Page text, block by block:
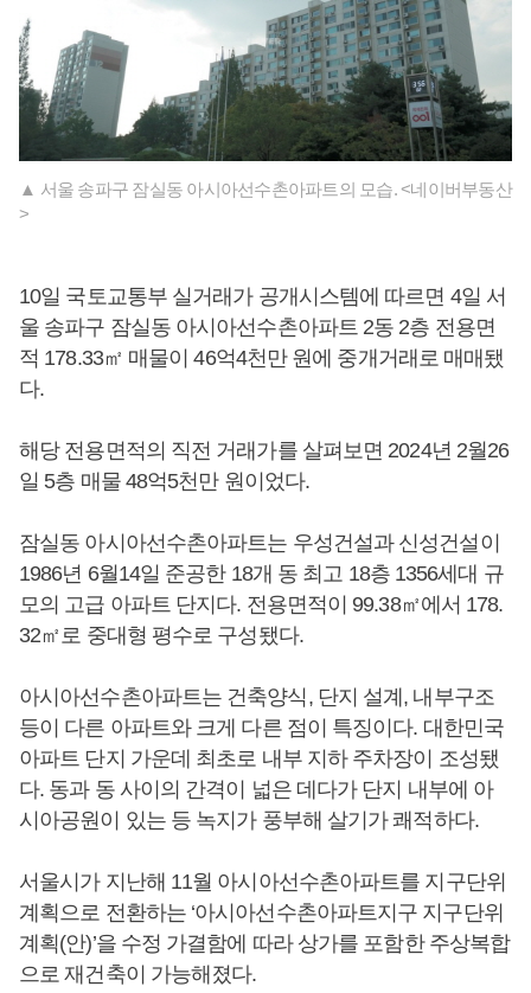
▲ 서울 송파구 잠실동 아시아선수촌아파트의 모습. <네이버부동산
>
10일 국토교통부 실거래가 공개시스템에 따르면 4일 서
울 송파구 잠실동 아시아선수촌아파트 2동 2층 전용면
적 178.33㎡ 매물이 46억4천만 원에 중개거래로 매매됐
다.
해당 전용면적의 직전 거래가를 살펴보면 2024년 2월26
일 5층 매물 48억5천만 원이었다.
잠실동 아시아선수촌아파트는 우성건설과 신성건설이
1986년 6월14일 준공한 18개 동 최고 18층 1356세대 규
모의 고급 아파트 단지다. 전용면적이 99.38㎡에서 178.
32㎡로 중대형 평수로 구성됐다.
아시아선수촌아파트는 건축양식, 단지 설계, 내부구조
등이 다른 아파트와 크게 다른 점이 특징이다. 대한민국
아파트 단지 가운데 최초로 내부 지하 주차장이 조성됐
다. 동과 동 사이의 간격이 넓은 데다가 단지 내부에 아
시아공원이 있는 등 녹지가 풍부해 살기가 쾌적하다.
서울시가 지난해 11월 아시아선수촌아파트를 지구단위
계획으로 전환하는 ‘아시아선수촌아파트지구 지구단위
계획(안)’을 수정 가결함에 따라 상가를 포함한 주상복합
으로 재건축이 가능해졌다.